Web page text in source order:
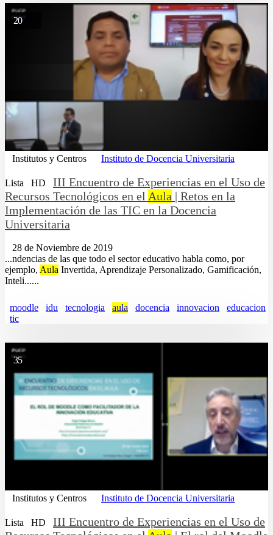
20
Institutos y Centros Instituto de Docencia Universitaria
Lista HD
III Encuentro de Experiencias en el Uso de
Recursos Tecnológicos en el Aula | Retos en la
Implementación de las TIC en la Docencia
Universitaria
28 de Noviembre de 2019
...ndencias de las que todo el sector educativo habla como, por
ejemplo, Aula Invertida, Aprendizaje Personalizado, Gamificación,
Inteli......
moodle idu tecnologia aula docencia innovacion
educacion
tic
35
Institutos y Centros Instituto de Docencia Universitaria
Lista HD
III Encuentro de Experiencias en el Uso de